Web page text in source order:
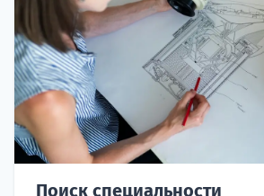
Поиск специальности